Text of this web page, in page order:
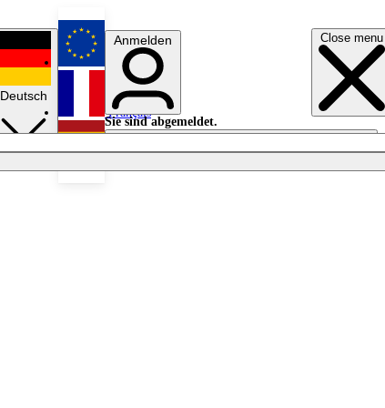
Close menu
Deutsch
English
Français
Anmelden
Sie sind abgemeldet.
Anmelden
Licht aus